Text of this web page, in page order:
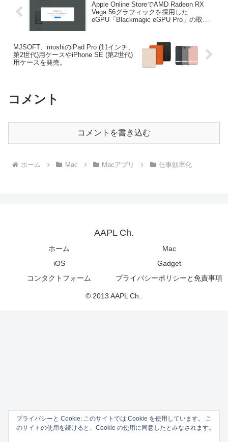
Apple Online StoreでAMD Radeon RX
Vega 56グラフィックを採用した
eGPU「Blackmagic eGPU Pro」の取り
MJSOFT、moshiのiPad Pro (11インチ、
第2世代)用ケースやiPhone SE (第2世代)
用ケースを発売。
コメント
コメントを書き込む
ホーム Mac Macアプリ 仕事効率化
AAPL Ch.
ホーム
Mac
iOS
Gadget
コンタクトフォーム
プライバシーポリシーと免責事項
© 2013 AAPL Ch..
プライバシーと Cookie: このサイトでは Cookie を使用しています。 こ
のサイトの使用を続けると、Cookie の使用に同意したとみなされます。